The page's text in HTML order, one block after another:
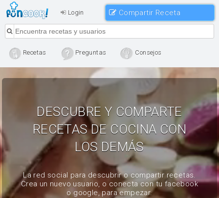
Login
Recetas Preguntas Consejos
DESCUBRE Y COMPARTE
RECETAS DE COCINA CON
LOS DEMÁS
La red social para descubrir o compartir recetas.
Crea un nuevo usuario, o conecta con tu facebook
o google, para empezar.
Compartir Receta